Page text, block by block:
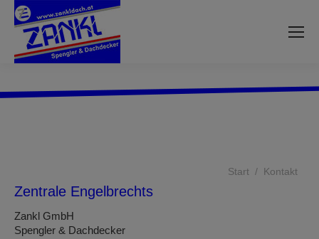
Sie befinden sich hier:
Start Kontakt
Zentrale Engelbrechts
Zankl GmbH
Spengler & Dachdecker